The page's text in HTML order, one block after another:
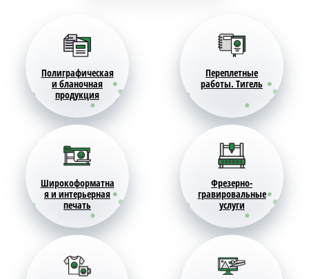
Полиграфическая
и бланочная
продукция
Переплетные
работы. Тигель
Широкоформатна
я и интерьерная
печать
Фрезерно-
гравировальные
услуги